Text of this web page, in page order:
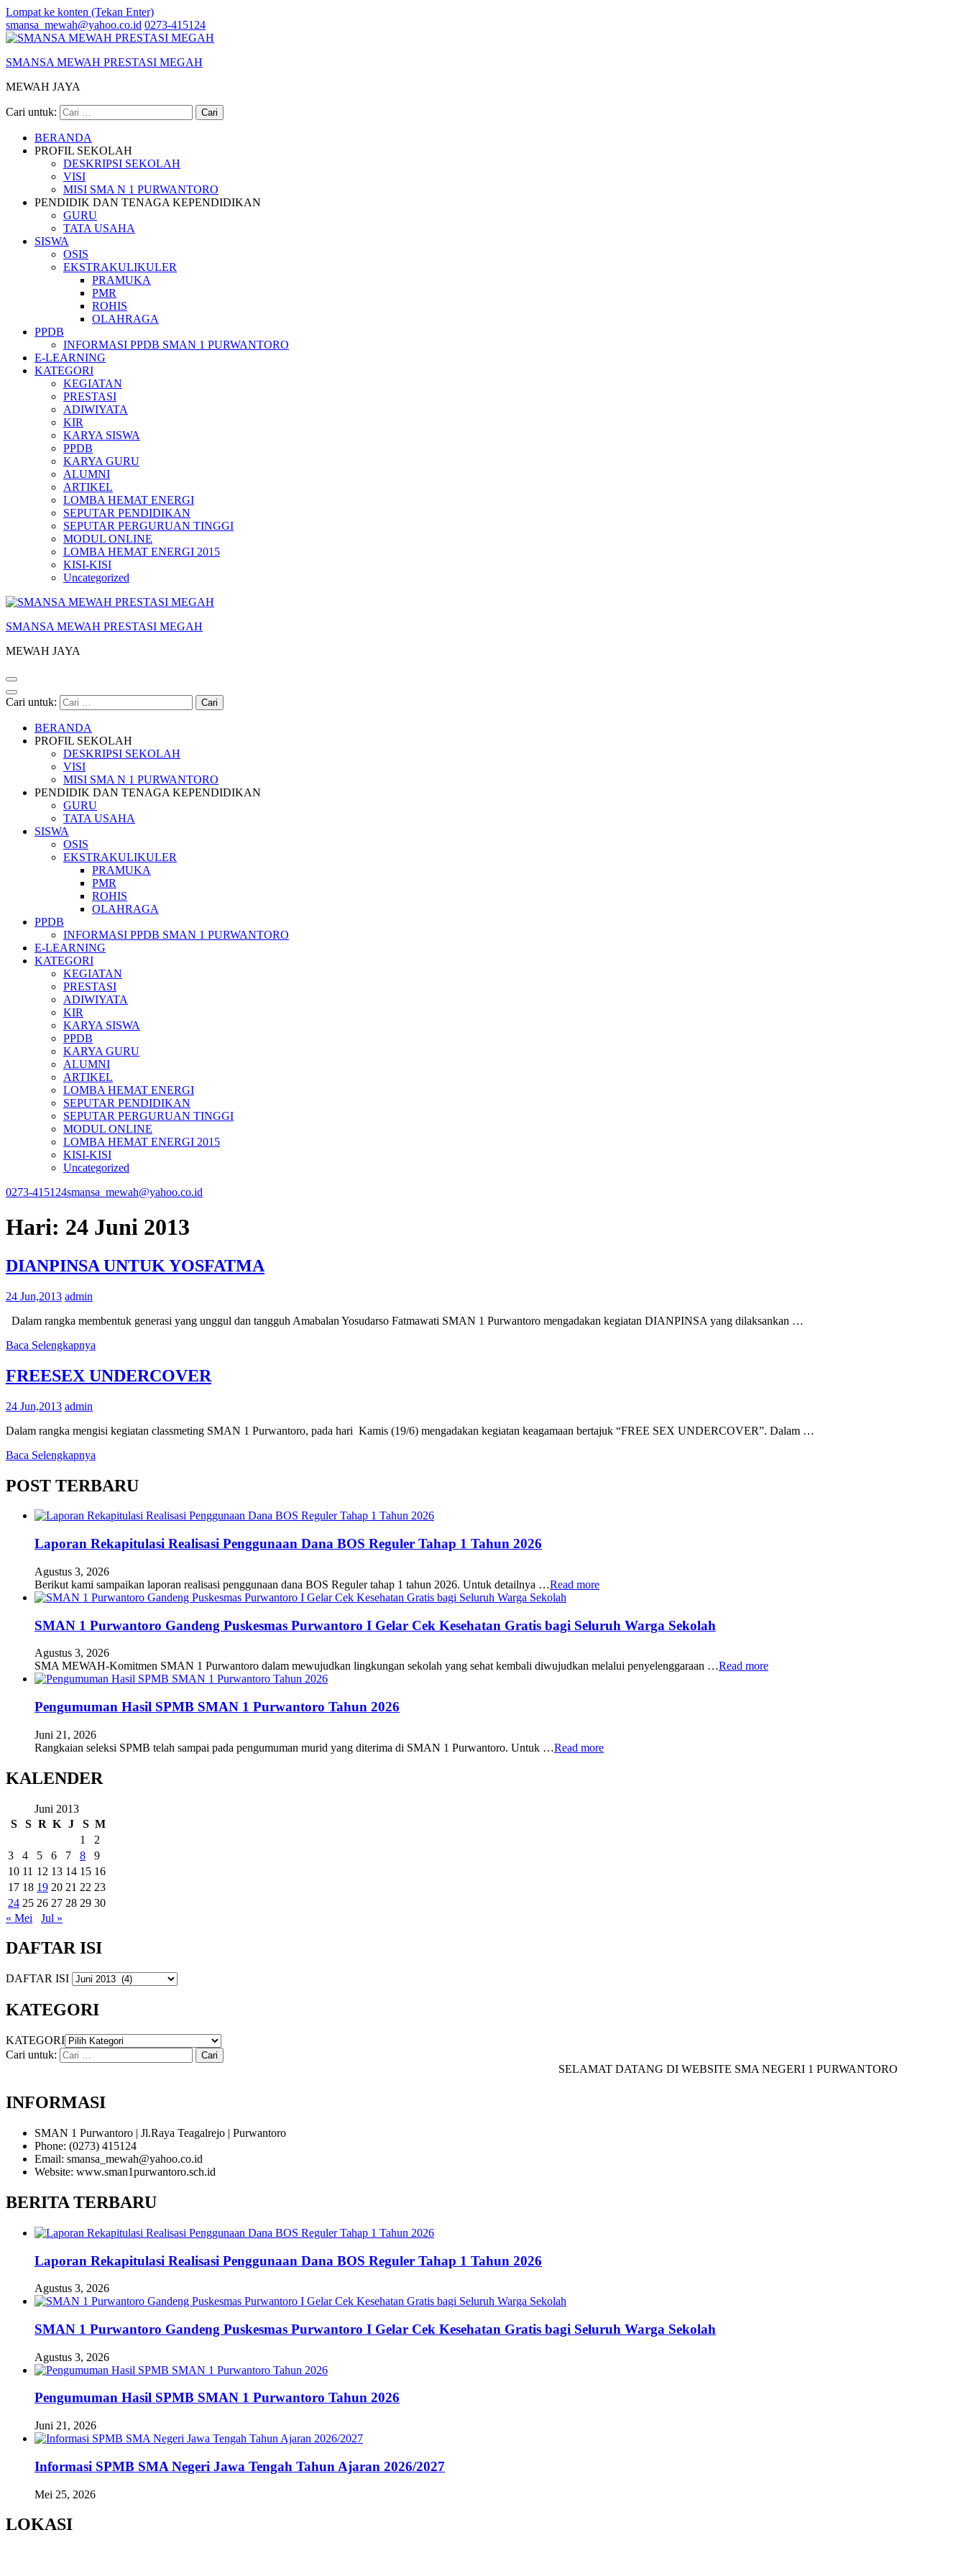
Lompat ke konten (Tekan Enter)
smansa_mewah@yahoo.co.id 0273-415124
SMANSA MEWAH PRESTASI MEGAH
MEWAH JAYA
Cari untuk:
BERANDA
PROFIL SEKOLAH
DESKRIPSI SEKOLAH
VISI
MISI SMA N 1 PURWANTORO
PENDIDIK DAN TENAGA KEPENDIDIKAN
GURU
TATA USAHA
SISWA
OSIS
EKSTRAKULIKULER
PRAMUKA
PMR
ROHIS
OLAHRAGA
PPDB
INFORMASI PPDB SMAN 1 PURWANTORO
E-LEARNING
KATEGORI
KEGIATAN
PRESTASI
ADIWIYATA
KIR
KARYA SISWA
PPDB
KARYA GURU
ALUMNI
ARTIKEL
LOMBA HEMAT ENERGI
SEPUTAR PENDIDIKAN
SEPUTAR PERGURUAN TINGGI
MODUL ONLINE
LOMBA HEMAT ENERGI 2015
KISI-KISI
Uncategorized
SMANSA MEWAH PRESTASI MEGAH
MEWAH JAYA
Cari untuk:
BERANDA
PROFIL SEKOLAH
DESKRIPSI SEKOLAH
VISI
MISI SMA N 1 PURWANTORO
PENDIDIK DAN TENAGA KEPENDIDIKAN
GURU
TATA USAHA
SISWA
OSIS
EKSTRAKULIKULER
PRAMUKA
PMR
ROHIS
OLAHRAGA
PPDB
INFORMASI PPDB SMAN 1 PURWANTORO
E-LEARNING
KATEGORI
KEGIATAN
PRESTASI
ADIWIYATA
KIR
KARYA SISWA
PPDB
KARYA GURU
ALUMNI
ARTIKEL
LOMBA HEMAT ENERGI
SEPUTAR PENDIDIKAN
SEPUTAR PERGURUAN TINGGI
MODUL ONLINE
LOMBA HEMAT ENERGI 2015
KISI-KISI
Uncategorized
0273-415124smansa_mewah@yahoo.co.id
Hari: 24 Juni 2013
DIANPINSA UNTUK YOSFATMA
24 Jun,2013 admin
Dalam rangka membentuk generasi yang unggul dan tangguh Amabalan Yosudarso Fatmawati SMAN 1 Purwantoro mengadakan kegiatan DIANPINSA yang dilaksankan …
Baca Selengkapnya
FREESEX UNDERCOVER
24 Jun,2013 admin
Dalam rangka mengisi kegiatan classmeting SMAN 1 Purwantoro, pada hari Kamis (19/6) mengadakan kegiatan keagamaan bertajuk “FREE SEX UNDERCOVER”. Dalam …
Baca Selengkapnya
POST TERBARU
Laporan Rekapitulasi Realisasi Penggunaan Dana BOS Reguler Tahap 1 Tahun 2026
Agustus 3, 2026
Berikut kami sampaikan laporan realisasi penggunaan dana BOS Reguler tahap 1 tahun 2026. Untuk detailnya …Read more
SMAN 1 Purwantoro Gandeng Puskesmas Purwantoro I Gelar Cek Kesehatan Gratis bagi Seluruh Warga Sekolah
Agustus 3, 2026
SMA MEWAH-Komitmen SMAN 1 Purwantoro dalam mewujudkan lingkungan sekolah yang sehat kembali diwujudkan melalui penyelenggaraan …Read more
Pengumuman Hasil SPMB SMAN 1 Purwantoro Tahun 2026
Juni 21, 2026
Rangkaian seleksi SPMB telah sampai pada pengumuman murid yang diterima di SMAN 1 Purwantoro. Untuk …Read more
KALENDER
Juni 2013
S
S R K J S M
1
2
3
4 5 6 7 8
9
10 11 12 13 14 15 16
17 18 19 20 21 22 23
24 25 26 27 28 29 30
« Mei
Jul »
DAFTAR ISI
DAFTAR ISI
KATEGORI
KATEGORI
Cari untuk:
SELAMAT DATANG DI WEBSITE SMA NEGERI 1 PURWANTORO
INFORMASI
SMAN 1 Purwantoro | Jl.Raya Teagalrejo | Purwantoro
Phone: (0273) 415124
Email: smansa_mewah@yahoo.co.id
Website: www.sman1purwantoro.sch.id
BERITA TERBARU
Laporan Rekapitulasi Realisasi Penggunaan Dana BOS Reguler Tahap 1 Tahun 2026
Agustus 3, 2026
SMAN 1 Purwantoro Gandeng Puskesmas Purwantoro I Gelar Cek Kesehatan Gratis bagi Seluruh Warga Sekolah
Agustus 3, 2026
Pengumuman Hasil SPMB SMAN 1 Purwantoro Tahun 2026
Juni 21, 2026
Informasi SPMB SMA Negeri Jawa Tengah Tahun Ajaran 2026/2027
Mei 25, 2026
LOKASI